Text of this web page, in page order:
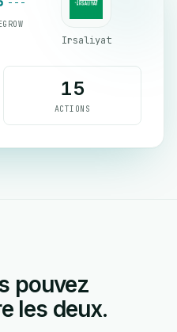
Irsaliyat
15
ACTIONS
pouvez
les deux.